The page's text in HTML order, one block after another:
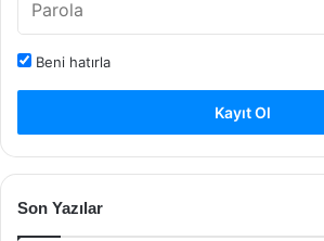
Beni hatırla
Kayıt Ol
Son Yazılar